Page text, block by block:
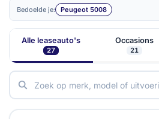
panoramische scherm en een
500 kilometer maken hem tot een van
complete EV-keuzes in zijn klasse. Wil
E-5008 private lease jou kost?
actuele aanbiedingen van verschillende
leasemaatschappijen en ontdek direct
Bedoelde je: Peugeot 5008
Alle leaseauto's
27
Occasions
21